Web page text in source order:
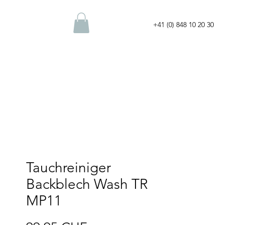
+41 (0) 848 10 20 30
Tauchreiniger
Backblech Wash TR
MP11